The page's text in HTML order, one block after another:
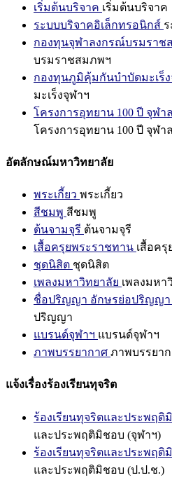
เริ่มต้นบริจาค เริ่มต้นบริจาค
ระบบบริจาคอิเล็กทรอนิกส์
กองทุนจุฬาลงกรณ์บรมราช
บรมราชสมภพฯ
กองทุนภูมิคุ้มกันบำบัดมะเร็ง
มะเร็งจุฬาฯ
โครงการอุทยาน 100 ปี จุฬ
โครงการอุทยาน 100 ปี จุฬ
อัตลักษณ์มหาวิทยาลัย
พระเกี้ยว พระเกี้ยว
สีชมพู สีชมพู
ต้นจามจุรี ต้นจามจุรี
เสื้อครุยพระราชทาน เสื้อค
ชุดนิสิต ชุดนิสิต
เพลงมหาวิทยาลัย เพลงมหา
ชื่อปริญญา อักษรย่อปริญญา
ปริญญา
แบรนด์จุฬาฯ แบรนด์จุฬาฯ
ภาพบรรยากาศ ภาพบรรยา
แจ้งเรื่องร้องเรียนทุจริต
ร้องเรียนทุจริตและประพฤติ
และประพฤติมิชอบ (จุฬาฯ)
ร้องเรียนทุจริตและประพฤติ
และประพฤติมิชอบ (ป.ป.ช.)